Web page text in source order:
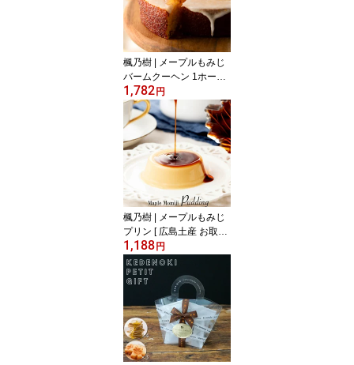
動 挨拶 フィナンシェ ka
edenoki ]
楓乃樹 | メープルもみじ
バームクーヘン 1ホール [
広島土産 お取り寄せスイ
ーツ ギフト モンドセレ
クション 焼き菓子 手土
産 贈り物 内祝い メープ
ル kaedenoki ]
1,782円
楓乃樹 | メープルもみじ
プリン [ 広島土産 お取り
寄せスイーツ ギフト メ
ープル モンドセレクショ
ン 焼き菓子 手土産 贈り
物 内祝い 引越し挨拶 プ
リン kaedenoki ]
1,188円